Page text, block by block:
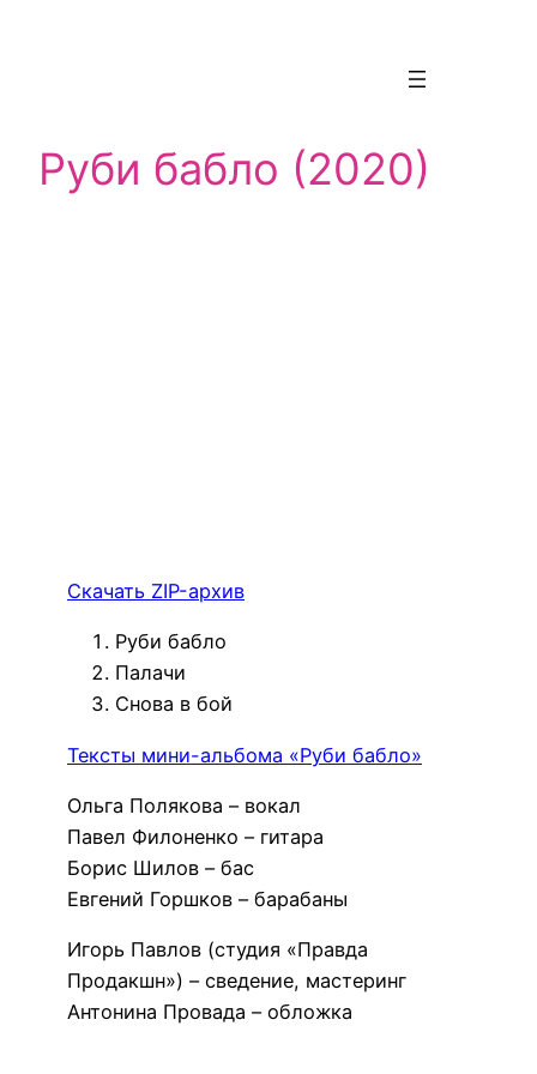
Руби бабло (2020)
Скачать ZIP-архив
Руби бабло
Палачи
Снова в бой
Тексты мини-альбома «Руби бабло»
Ольга Полякова – вокал
Павел Филоненко – гитара
Борис Шилов – бас
Евгений Горшков – барабаны
Игорь Павлов (студия «Правда
Продакшн») – сведение, мастеринг
Антонина Провада – обложка